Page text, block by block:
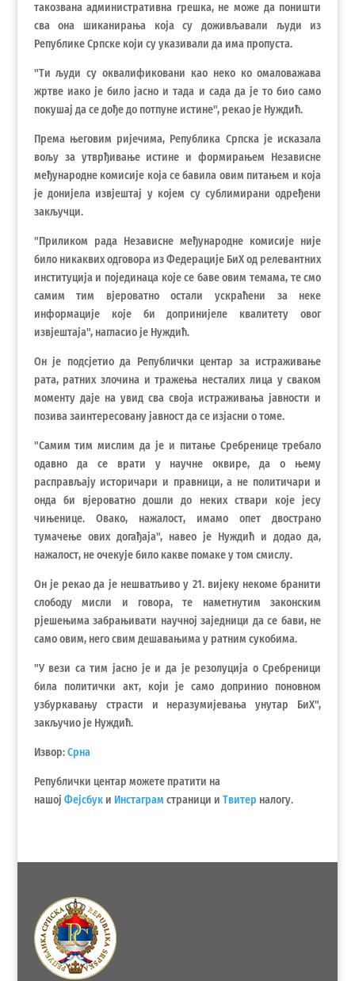
такозвана административна грешка, не може да поништи
сва она шиканирања која су доживљавали људи из
Републике Српске који су указивали да има пропуста.
"Ти људи су оквалификовани као неко ко омаловажава
жртве иако је било јасно и тада и сада да је то био само
покушај да се дође до потпуне истине", рекао је Нуждић.
Према његовим ријечима, Република Српска је исказала
вољу за утврђивање истине и формирањем Независне
међународне комисије која се бавила овим питањем и која
је донијела извјештај у којем су сублимирани одређени
закључци.
"Приликом рада Независне међународне комисије није
било никаквих одговора из Федерације БиХ од релевантних
институција и појединаца које се баве овим темама, те смо
самим тим вјероватно остали ускраћени за неке
информације које би допринијеле квалитету овог
извјештаја", нагласио је Нуждић.
Он је подсјетио да Републички центар за истраживање
рата, ратних злочина и тражења несталих лица у сваком
моменту даје на увид сва своја истраживања јавности и
позива заинтересовану јавност да се изјасни о томе.
"Самим тим мислим да је и питање Сребренице требало
одавно да се врати у научне оквире, да о њему
расправљају историчари и правници, а не политичари и
онда би вјероватно дошли до неких ствари које јесу
чињенице. Овако, нажалост, имамо опет двострано
тумачење ових догађаја", навео је Нуждић и додао да,
нажалост, не очекује било какве помаке у том смислу.
Он је рекао да је нешватљиво у 21. вијеку некоме бранити
слободу мисли и говора, те наметнутим законским
рјешењима забрањивати научној заједници да се бави, не
само овим, него свим дешавањима у ратним сукобима.
"У вези са тим јасно је и да је резолуција о Сребреници
била политички акт, који је само допринио поновном
узбуркавању страсти и неразумијевања унутар БиХ",
закључио је Нуждић.
Извор:Срна
Републички центар можете пратити на
нашој Фејсбуки Инстаграм страници и Твитер налогу.